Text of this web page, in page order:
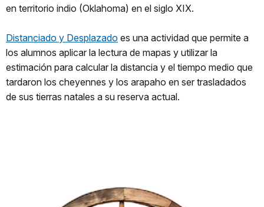
en territorio indio (Oklahoma) en el siglo XIX.
Distanciado y Desplazado es una actividad que permite a
los alumnos aplicar la lectura de mapas y utilizar la
estimación para calcular la distancia y el tiempo medio que
tardaron los cheyennes y los arapaho en ser trasladados
de sus tierras natales a su reserva actual.